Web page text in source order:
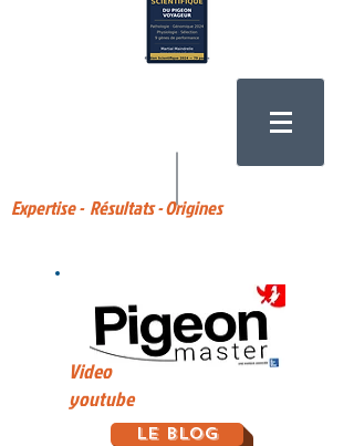
Expertise - Résultats - Origines
Video
youtube
Le Blog